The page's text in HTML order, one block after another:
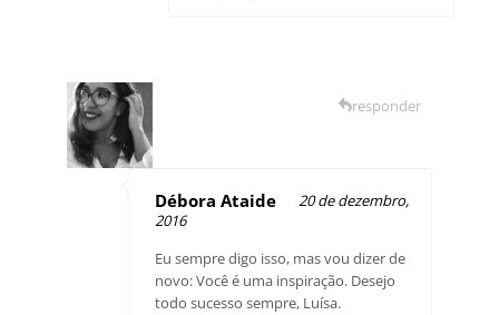
Débora Ataide
20 de dezembro,
2016
Eu sempre digo isso, mas vou dizer de
novo: Você é uma inspiração. Desejo
todo sucesso sempre, Luísa.
responder